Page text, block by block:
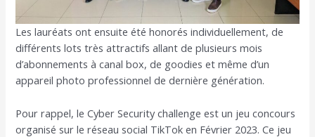
Les lauréats ont ensuite été honorés individuellement, de
différents lots très attractifs allant de plusieurs mois
d’abonnements à canal box, de goodies et même d’un
appareil photo professionnel de dernière génération.
Pour rappel, le Cyber Security challenge est un jeu concours
organisé sur le réseau social TikTok en Février 2023. Ce jeu